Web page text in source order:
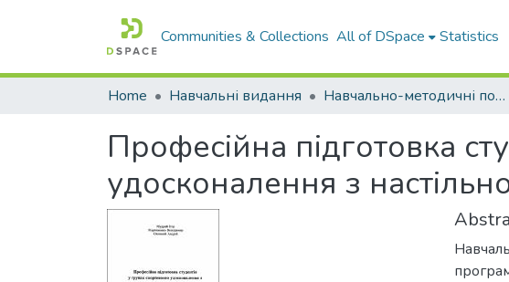
Communities & Collections All of DSpace Statistics
Home Навчальні видання Навчально-методичні посібники
Професійна підготовка
удосконалення з